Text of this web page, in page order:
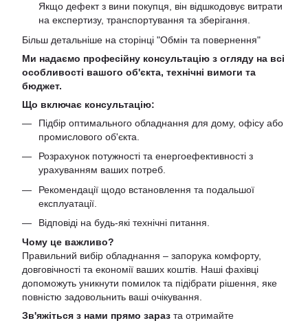
Якщо дефект з вини покупця, він відшкодовує витрати
на експертизу, транспортування та зберігання.
Більш детальніше на сторінці "Обмін та повернення"
Ми надаємо професійну консультацію з огляду на всі
особливості вашого об'єкта, технічні вимоги та
бюджет.
Що включає консультацію:
Підбір оптимального обладнання для дому, офісу або
промислового об'єкта.
Розрахунок потужності та енергоефективності з
урахуванням ваших потреб.
Рекомендації щодо встановлення та подальшої
експлуатації.
Відповіді на будь-які технічні питання.
Чому це важливо?
Правильний вибір обладнання – запорука комфорту,
довговічності та економії ваших коштів. Наші фахівці
допоможуть уникнути помилок та підібрати рішення, яке
повністю задовольнить ваші очікування.
Зв'яжіться з нами прямо зараз та отримайте